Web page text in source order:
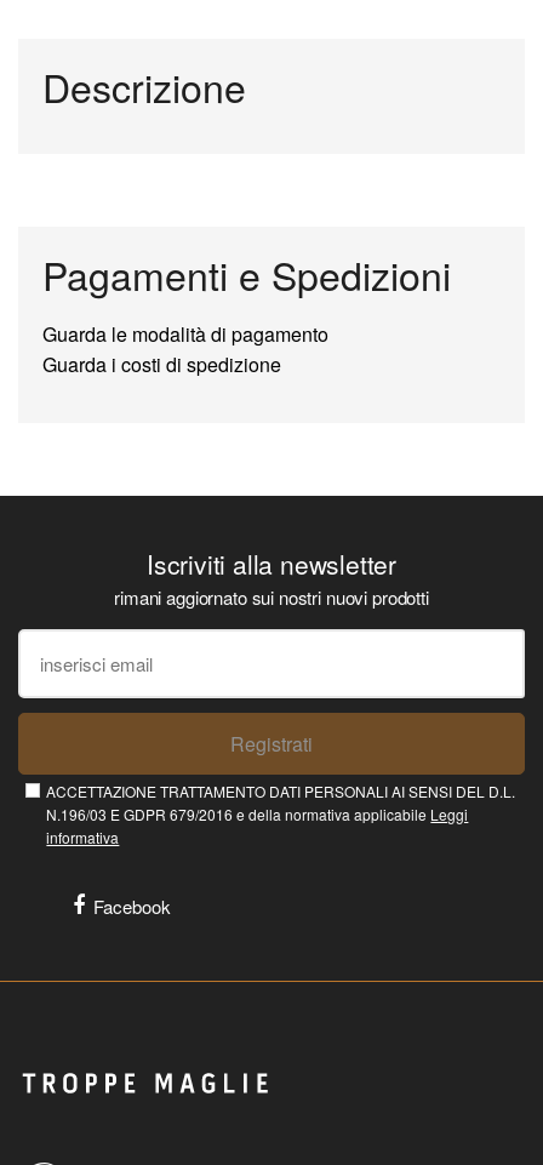
Descrizione
Pagamenti e Spedizioni
Guarda le modalità di pagamento
Guarda i costi di spedizione
Iscriviti alla newsletter
rimani aggiornato sui nostri nuovi prodotti
Registrati
ACCETTAZIONE TRATTAMENTO DATI PERSONALI AI SENSI DEL D.L.
N.196/03 E GDPR 679/2016 e della normativa applicabile Leggi
informativa
Facebook